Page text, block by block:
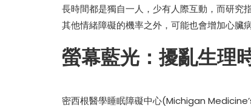
長時間都是獨自一人，少有人際互動，而研
其他情緒障礙的機率之外，可能也會增加心臟
螢幕藍光：擾亂生理
密西根醫學睡眠障礙中心(Michigan